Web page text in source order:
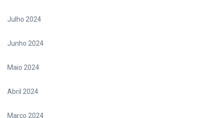
Julho 2024
Junho 2024
Maio 2024
Abril 2024
Março 2024